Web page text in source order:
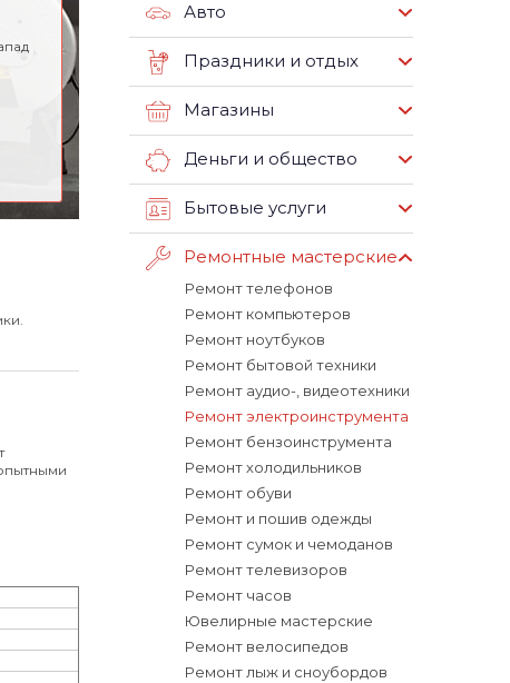
Авто
Праздники и отдых
Магазины
Деньги и общество
Бытовые услуги
Ремонтные мастерские
Ремонт телефонов
Ремонт компьютеров
Ремонт ноутбуков
Ремонт бытовой техники
Ремонт аудио-, видеотехники
Ремонт электроинструмента
Ремонт бензоинструмента
Ремонт холодильников
Ремонт обуви
Ремонт и пошив одежды
Ремонт сумок и чемоданов
Ремонт телевизоров
Ремонт часов
Ювелирные мастерские
Ремонт велосипедов
Ремонт лыж и сноубордов